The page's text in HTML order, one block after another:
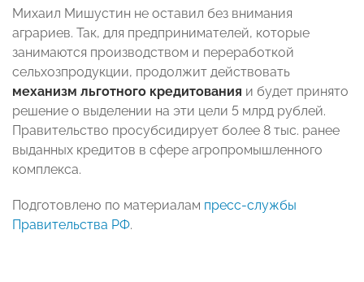
Михаил Мишустин не оставил без внимания
аграриев. Так, для предпринимателей, которые
занимаются производством и переработкой
сельхозпродукции, продолжит действовать
механизм льготного кредитования и будет принято
решение о выделении на эти цели 5 млрд рублей.
Правительство просубсидирует более 8 тыс. ранее
выданных кредитов в сфере агропромышленного
комплекса.
Подготовлено по материалам пресс-службы
Правительства РФ.